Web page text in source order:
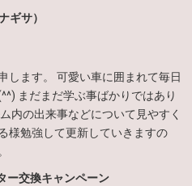
ギサ）
します。 可愛い車に囲まれて毎日
まだまだ学ぶ事ばかりではあり
内の出来事などについて見やすく
様勉強して更新していきますの
ー交換キャンペーン